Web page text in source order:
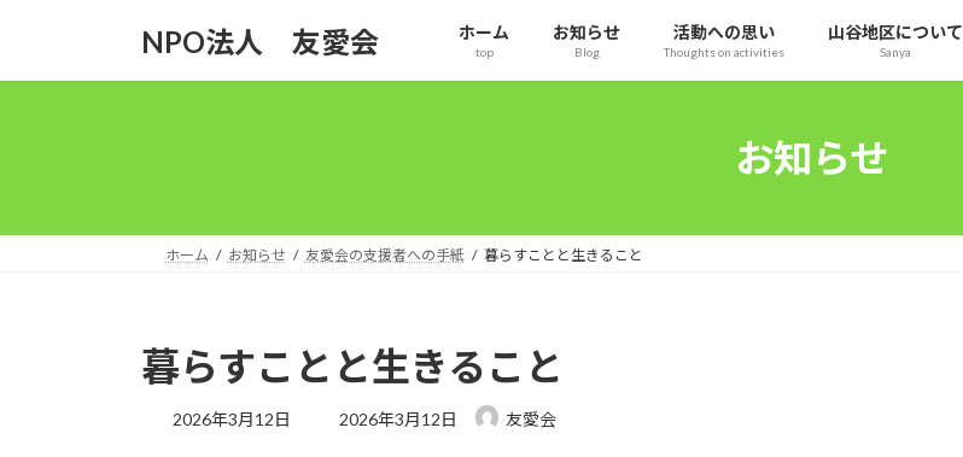
NPO法人 友愛会 ホーム
top
お知らせ
Blog
活動への思い
Thoughts on activities
山谷地区について
Sanya
お知らせ
ホーム お知らせ 友愛会の支援者への手紙 暮らすことと生きること
暮らすことと生きること
2026年3月12日
最
2026年3月12日 友愛会